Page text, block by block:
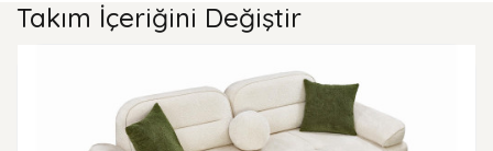
Takım İçeriğini Değiştir